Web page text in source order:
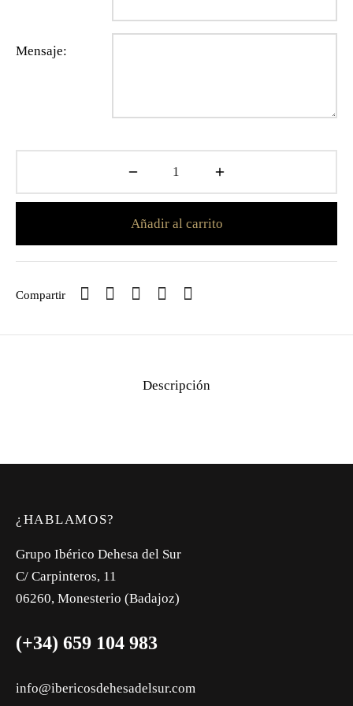
Mensaje:
Añadir al carrito
Compartir
Descripción
¿HABLAMOS?
Grupo Ibérico Dehesa del Sur
C/ Carpinteros, 11
06260, Monesterio (Badajoz)
(+34) 659 104 983
info@ibericosdehesadelsur.com